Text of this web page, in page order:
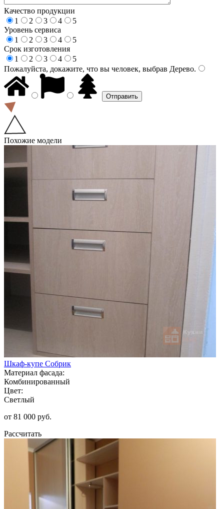
Качество продукции
1
2 3 4
5
Уровень сервиса
1
2 3 4
5
Срок изготовления
1
2 3 4
5
Пожалуйста, докажите, что вы человек, выбрав Дерево.
Похожие модели
Шкаф-купе Собрик
Материал фасада:
Комбинированный
Цвет:
Светлый
от 81 000 руб.
Рассчитать